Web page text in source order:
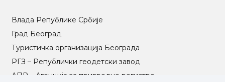
Влада Републике Србије
Град Београд
Туристичка организација Београда
РГЗ – Републички геодетски завод
АПР – Агенција за привредне регистре